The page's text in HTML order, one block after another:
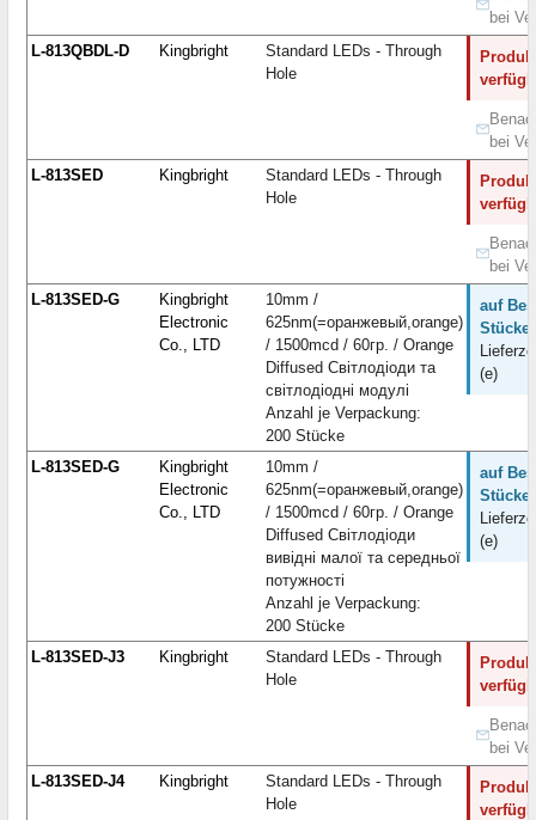
bei
L-813QBDL-D
Kingbright
Standard LEDs - Through
Hole
bei
L-813SED
Kingbright
Standard LEDs - Through
Hole
bei
L-813SED-G
Kingbright
Electronic
Co., LTD
10mm /
625nm(=оранжевый,orange)
/ 1500mcd / 60гр. / Orange
Diffused Світлодіоди та
світлодіодні модулі
Anzahl je Verpackung:
200 Stücke
auf
Stücke:
(e)
L-813SED-G
Kingbright
Electronic
Co., LTD
10mm /
625nm(=оранжевый,orange)
/ 1500mcd / 60гр. / Orange
Diffused Світлодіоди
вивідні малої та середньої
потужності
Anzahl je Verpackung:
200 Stücke
auf
Stücke:
(e)
L-813SED-J3 Kingbright
Standard LEDs - Through
Hole
bei
L-813SED-J4
Kingbright
Standard LEDs - Through
Hole